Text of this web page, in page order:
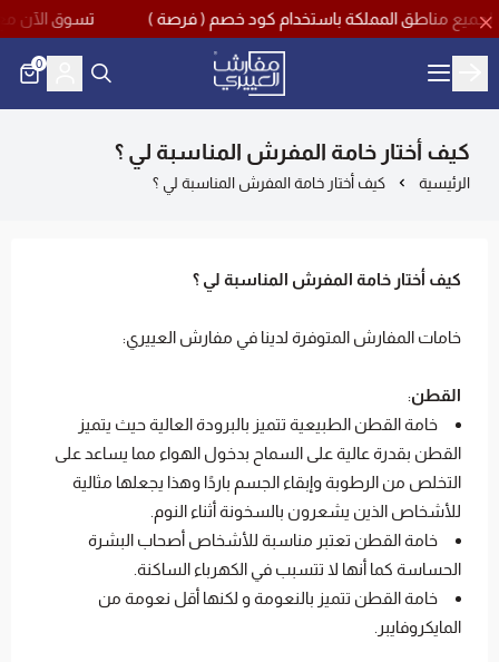
تسوق الآن مع اقوى تخفيضات
مفارش العييري
0
كيف أختار خامة المفرش المناسبة لي ؟
الرئيسية كيف أختار خامة المفرش المناسبة لي ؟
كيف أختار خامة المفرش المناسبة لي ؟
خامات المفارش المتوفرة لدينا في مفارش العييري:
القطن:
خامة القطن الطبيعية تتميز بالبرودة العالية حيث يتميز
القطن بقدرة عالية على السماح بدخول الهواء مما يساعد على
التخلص من الرطوبة وإبقاء الجسم باردًا وهذا يجعلها مثالية
للأشخاص الذين يشعرون بالسخونة أثناء النوم.
خامة القطن تعتبر مناسبة للأشخاص أصحاب البشرة
الحساسة كما أنها لا تتسبب في الكهرباء الساكنة.
خامة القطن تتميز بالنعومة و لكنها أقل نعومة من
المايكروفايبر.